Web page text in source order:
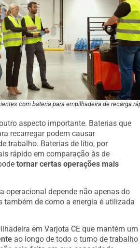
com bateria para empilhadeira de recarga
aspecto importante. Baterias que
recarregar podem causar
trabalho. Baterias de lítio, por
rápido em comparação às de
tornar certas operações mais
operacional depende não apenas do
também de como a energia é utilizada
em Varjota CE que mantém um
ao longo de todo o turno de trabalho